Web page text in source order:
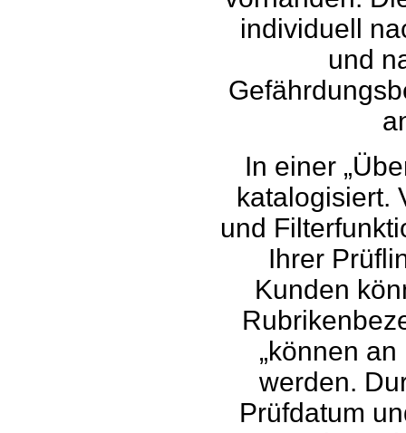
individuell
und
In einer
katalogisiert.
und
Ihrer
Kunden
„können
werden.
Prüfdatum